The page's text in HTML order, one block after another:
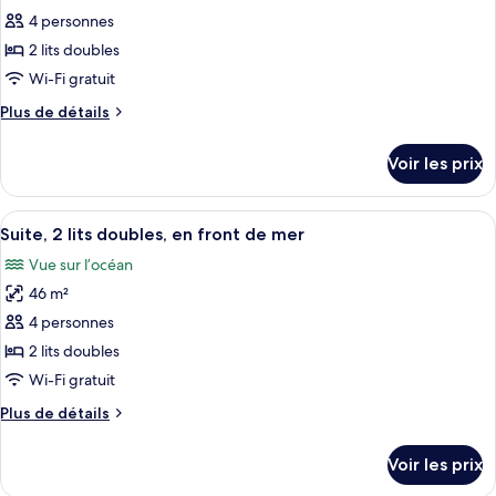
Front)
plusieurs
(Bay
Front)
photos
pour
ce
type
de
Suite,
2
lits
doubles,
vue
baie
4 personnes
2 lits doubles
Wi-Fi gratuit
Plus de détails
Plus
le
type
de
Suite,
2
doubles,
vue
baie
Voir les prix
Afficher
toutes
les
photos
pour
ce
type
chambre :
Une table blanche, des chaises et
5
Suite, 2 lits doubles, en front de mer
Vue sur l’océan
46 m²
4 personnes
2 lits doubles
Wi-Fi gratuit
Plus de détails
Plus
le
Voir les prix